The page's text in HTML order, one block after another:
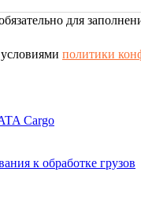
для
политики
Cargo
к обработке грузов